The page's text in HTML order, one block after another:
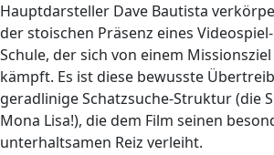
Hauptdarsteller Dave Bautista
der stoischen Präsenz eines
Schule, der sich von einem
kämpft. Es ist diese bewusste
geradlinige Schatzsuche-Struktur (die
Mona Lisa!), die dem Film seinen
unterhaltsamen Reiz verleiht.